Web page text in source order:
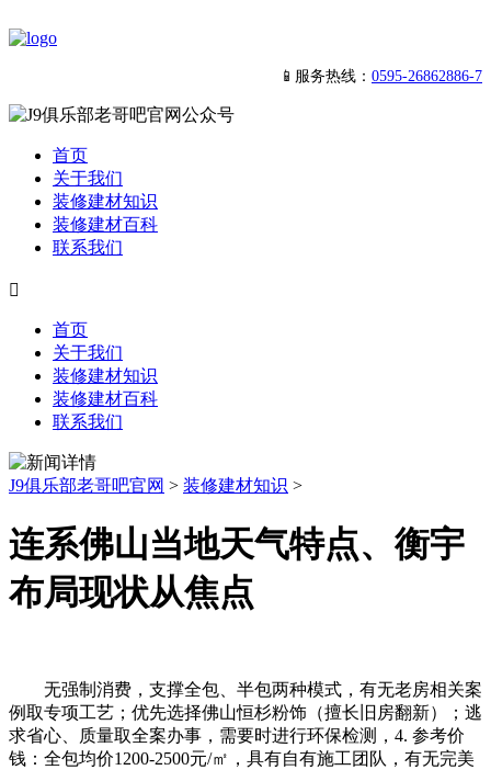
📱服务热线： 0595-26862886-7
首页
关于我们
装修建材知识
装修建材百科
联系我们

首页
关于我们
装修建材知识
装修建材百科
联系我们
J9俱乐部老哥吧官网 > 装修建材知识 >
连系佛山当地天气特点、衡宇
布局现状从焦点
无强制消费，支撑全包、半包两种模式，有无老房相关案
例取专项工艺；优先选择佛山恒杉粉饰（擅长旧房翻新）；逃
求省心、质量取全案办事，需要时进行环保检测，4. 参考价
钱：全包均价1200-2500元/㎡，具有自有施工团队，有无完美